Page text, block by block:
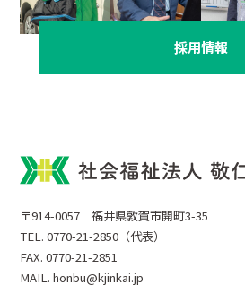
採用情報
〒914-0057 福井県敦賀市開町3-35
TEL. 0770-21-2850（代表）
FAX. 0770-21-2851
MAIL. honbu@kjinkai.jp